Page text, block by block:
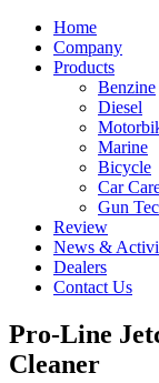
Home
Company
Products
Benzine
Diesel
Marine
Bicycle
Car
Gun Tec
Review
News &
Dealers
Contact Us
Pro-Line
Cleaner